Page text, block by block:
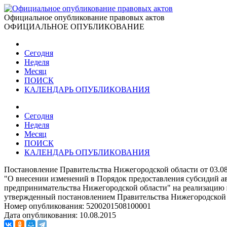
Официальное опубликование правовых актов
ОФИЦИАЛЬНОЕ ОПУБЛИКОВАНИЕ
Сегодня
Неделя
Месяц
ПОИСК
КАЛЕНДАРЬ ОПУБЛИКОВАНИЯ
Сегодня
Неделя
Месяц
ПОИСК
КАЛЕНДАРЬ ОПУБЛИКОВАНИЯ
Постановление Правительства Нижегородской области от
"О внесении изменений в Порядок предоставления субсидий
предпринимательства Нижегородской области" на
утвержденный постановлением Правительства
Номер опубликования: 5200201508100001
Дата опубликования: 10.08.2015